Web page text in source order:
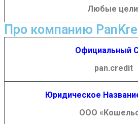
Любые
Про компанию
Официальный
pan.credit
Юридическое
ООО